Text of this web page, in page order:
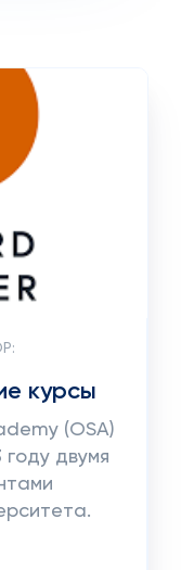
курсы
(OSA)
двумя